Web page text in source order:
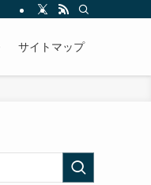
サイトマップ